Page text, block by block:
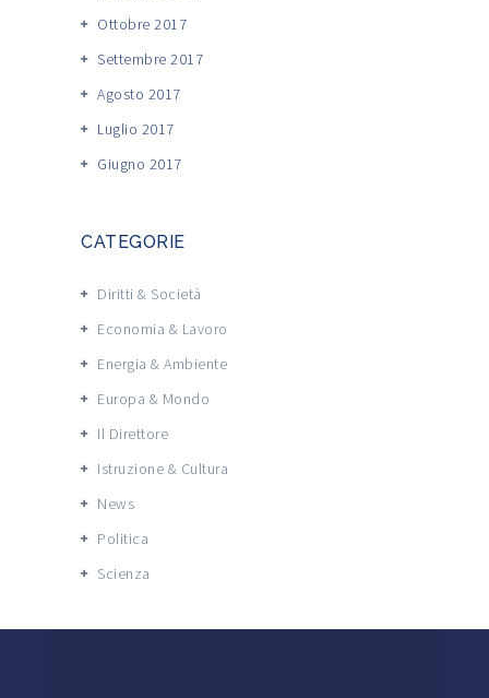
Ottobre 2017
Settembre 2017
Agosto 2017
Luglio 2017
Giugno 2017
CATEGORIE
Diritti & Società
Economia & Lavoro
Energia & Ambiente
Europa & Mondo
Il Direttore
Istruzione & Cultura
News
Politica
Scienza